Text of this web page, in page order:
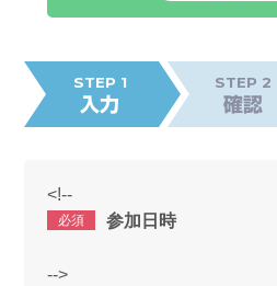
STEP 1
入力
STEP 2
確認
<!--
必須 参加日時
-->